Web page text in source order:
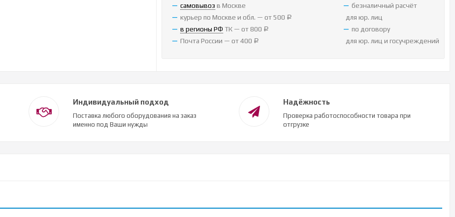
cамовывоз в Москве
курьер по Москве и обл. — от 500 Р
в регионы РФ ТК — от 800 Р
Почта России — от 400 Р
безналичный расчёт
для юр. лиц
по договору
для юр. лиц и госучреждений
Индивидуальный подход
Поставка любого оборудования на заказ
именно под Ваши нужды
Надёжность
Проверка работоспособности товара при
отгрузке